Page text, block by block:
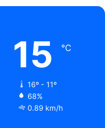
15 ℃
16º - 11º
68%
0.89 km/h